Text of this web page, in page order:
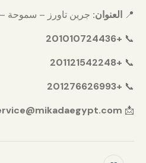
📍 العنوان: جرين تاورز – سموحة
📞
+201010724436
📞
+201121542248
📞
+201276626993
📩